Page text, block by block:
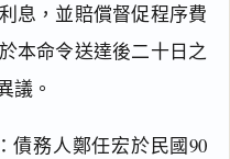
息，並賠償督促程序費
本命令送達後二十日之
議。
債務人鄭任宏於民國90